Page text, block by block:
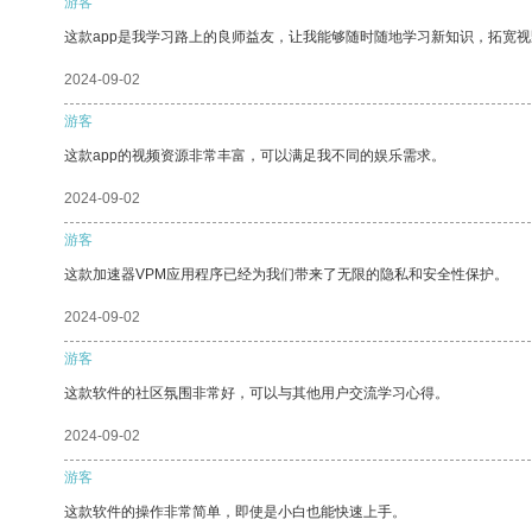
这款app是我学习路上的良师益友，让我能够随时随地学习新知识，拓宽
2024-09-02
游客
这款app的视频资源非常丰富，可以满足我不同的娱乐需求。
2024-09-02
游客
这款加速器VPM应用程序已经为我们带来了无限的隐私和安全性保护。
2024-09-02
游客
这款软件的社区氛围非常好，可以与其他用户交流学习心得。
2024-09-02
游客
这款软件的操作非常简单，即使是小白也能快速上手。